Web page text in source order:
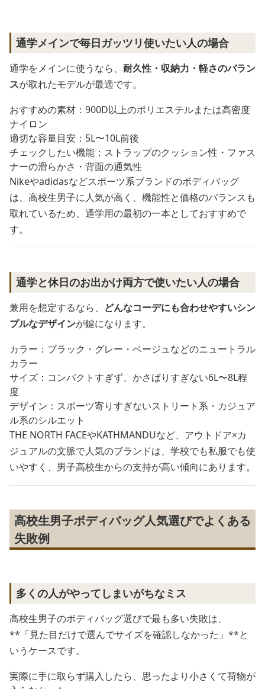
通学メインで毎日ガッツリ使いたい人の場合
通学をメインに使うなら、 耐久性・収納力・軽さのバラン
スが取れたモデルが最適です。
おすすめの素材：900D以上のポリエステルまたは高密度
ナイロン
適切な容量目安：5L〜10L前後
チェックしたい機能：ストラップのクッション性・ファス
ナーの滑らかさ・背面の通気性
Nikeやadidasなどスポーツ系ブランドのボディバッグ
は、高校生男子に人気が高く、機能性と価格のバランスも
取れているため、通学用の最初の一本としておすすめで
す。
通学と休日のお出かけ両方で使いたい人の場合
兼用を想定するなら、 どんなコーデにも合わせやすいシン
プルなデザインが鍵になります。
カラー：ブラック・グレー・ベージュなどのニュートラル
カラー
サイズ：コンパクトすぎず、かさばりすぎない6L〜8L程
度
デザイン：スポーツ寄りすぎないストリート系・カジュア
ル系のシルエット
THE NORTH FACEやKATHMANDUなど、アウトドア×カ
ジュアルの文脈で人気のブランドは、学校でも私服でも使
いやすく、男子高校生からの支持が高い傾向にあります。
高校生男子ボディバッグ人気選びでよくある
失敗例
多くの人がやってしまいがちなミス
高校生男子のボディバッグ選びで最も多い失敗は、
**「見た目だけで選んでサイズを確認しなかった」**と
いうケースです。
実際に手に取らず購入したら、思ったより小さくて荷物が